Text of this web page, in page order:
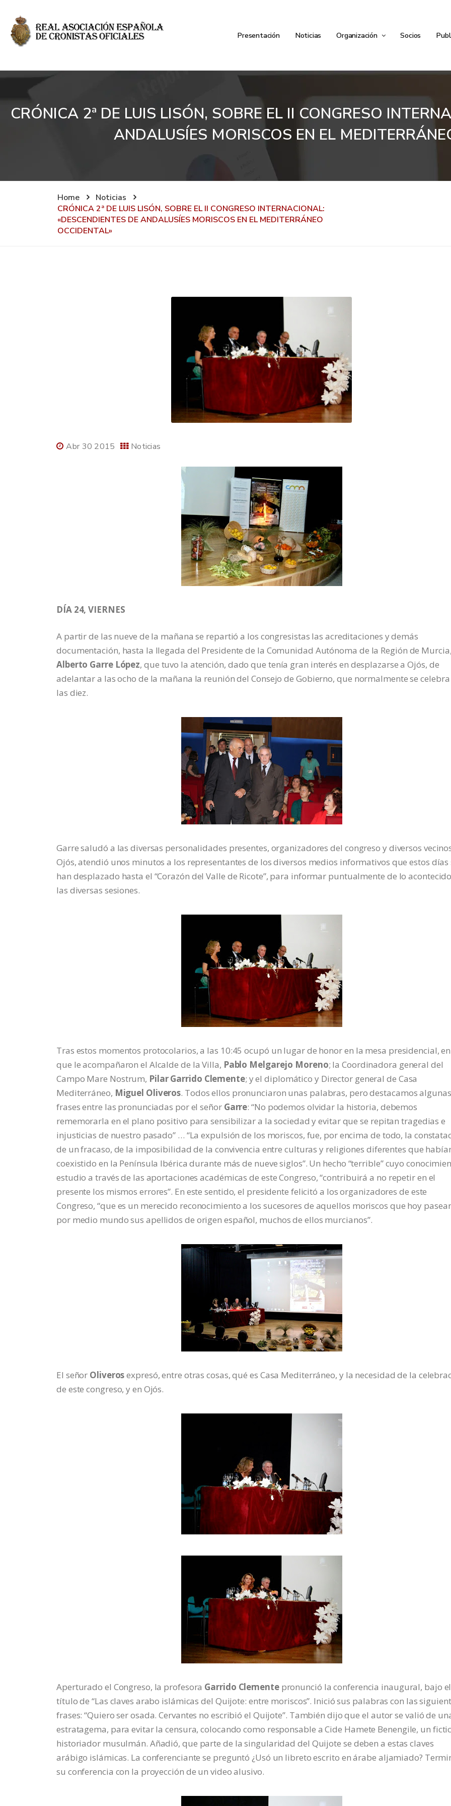
Presentación Noticias Organización Socios
CRÓNICA 2ª DE LUIS LISÓN, SOBRE EL II CONGRESO
ANDALUSÍES MORISCOS EN EL
Home
Noticias
CRÓNICA 2ª DE LUIS LISÓN, SOBRE EL II CONGRESO INTERNACIONAL:
«DESCENDIENTES DE ANDALUSÍES MORISCOS EN EL MEDITERRÁNEO
OCCIDENTAL»
Abr 30 2015 Noticias
DÍA 24, VIERNES
A partir de las nueve de la mañana se repartió a los congresistas las acreditaciones y demás
documentación, hasta la llegada del Presidente de la Comunidad Autónoma de la Región de
Alberto Garre López, que tuvo la atención, dado que tenía gran interés en desplazarse a Ojós, de
adelantar a las ocho de la mañana la reunión del Consejo de Gobierno, que normalmente se
las diez.
Garre saludó a las diversas personalidades presentes, organizadores del congreso y diversos
Ojós, atendió unos minutos a los representantes de los diversos medios informativos que estos días
han desplazado hasta el “Corazón del Valle de Ricote”, para informar puntualmente de lo
las diversas sesiones.
Tras estos momentos protocolarios, a las 10:45 ocupó un lugar de honor en la mesa presidencial,
que le acompañaron el Alcalde de la Villa, Pablo Melgarejo Moreno; la Coordinadora general del
Campo Mare Nostrum, Pilar Garrido Clemente; y el diplomático y Director general de Casa
Mediterráneo, Miguel Oliveros. Todos ellos pronunciaron unas palabras, pero destacamos algunas
frases entre las pronunciadas por el señor Garre: “No podemos olvidar la historia, debemos
rememorarla en el plano positivo para sensibilizar a la sociedad y evitar que se repitan tragedias e
injusticias de nuestro pasado” … “La expulsión de los moriscos, fue, por encima de todo, la
de un fracaso, de la imposibilidad de la convivencia entre culturas y religiones diferentes que
coexistido en la Península Ibérica durante más de nueve siglos”. Un hecho “terrible” cuyo
estudio a través de las aportaciones académicas de este Congreso, “contribuirá a no repetir en el
presente los mismos errores”. En este sentido, el presidente felicitó a los organizadores de este
Congreso, “que es un merecido reconocimiento a los sucesores de aquellos moriscos que hoy
por medio mundo sus apellidos de origen español, muchos de ellos murcianos”.
El señor Oliverosexpresó, entre otras cosas, qué es Casa Mediterráneo, y la necesidad de la
de este congreso, y en Ojós.
Aperturado el Congreso, la profesora Garrido Clementepronunció la conferencia inaugural, bajo el
título de “Las claves arabo islámicas del Quijote: entre moriscos”. Inició sus palabras con las
frases: “Quiero ser osada. Cervantes no escribió el Quijote”. También dijo que el autor se valió de
estratagema, para evitar la censura, colocando como responsable a Cide Hamete Benengile, un
historiador musulmán. Añadió, que parte de la singularidad del Quijote se deben a estas claves
arábigo islámicas. La conferenciante se preguntó ¿Usó un libreto escrito en árabe aljamiado?
su conferencia con la proyección de un video alusivo.